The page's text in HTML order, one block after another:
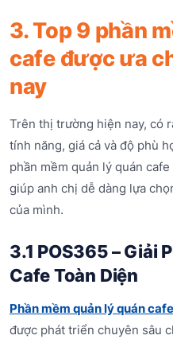
3. Top 9 phần
cafe được ưa
nay
Trên thị trường hiện nay, có
tính năng, giá cả và độ phù
phần mềm quản lý quán
giúp anh chị dễ dàng lựa
của mình.
3.1 POS365 – Giải
Cafe Toàn Diện
Phần mềm quản lý quán cafe
được phát triển chuyên sâu